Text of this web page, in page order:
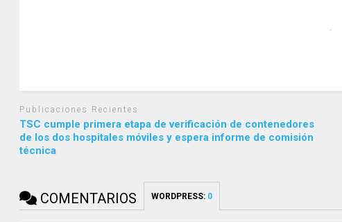
Publicaciones Recientes
TSC cumple primera etapa de verificación de contenedores
de los dos hospitales móviles y espera informe de comisión
técnica
COMENTARIOS WORDPRESS: 0